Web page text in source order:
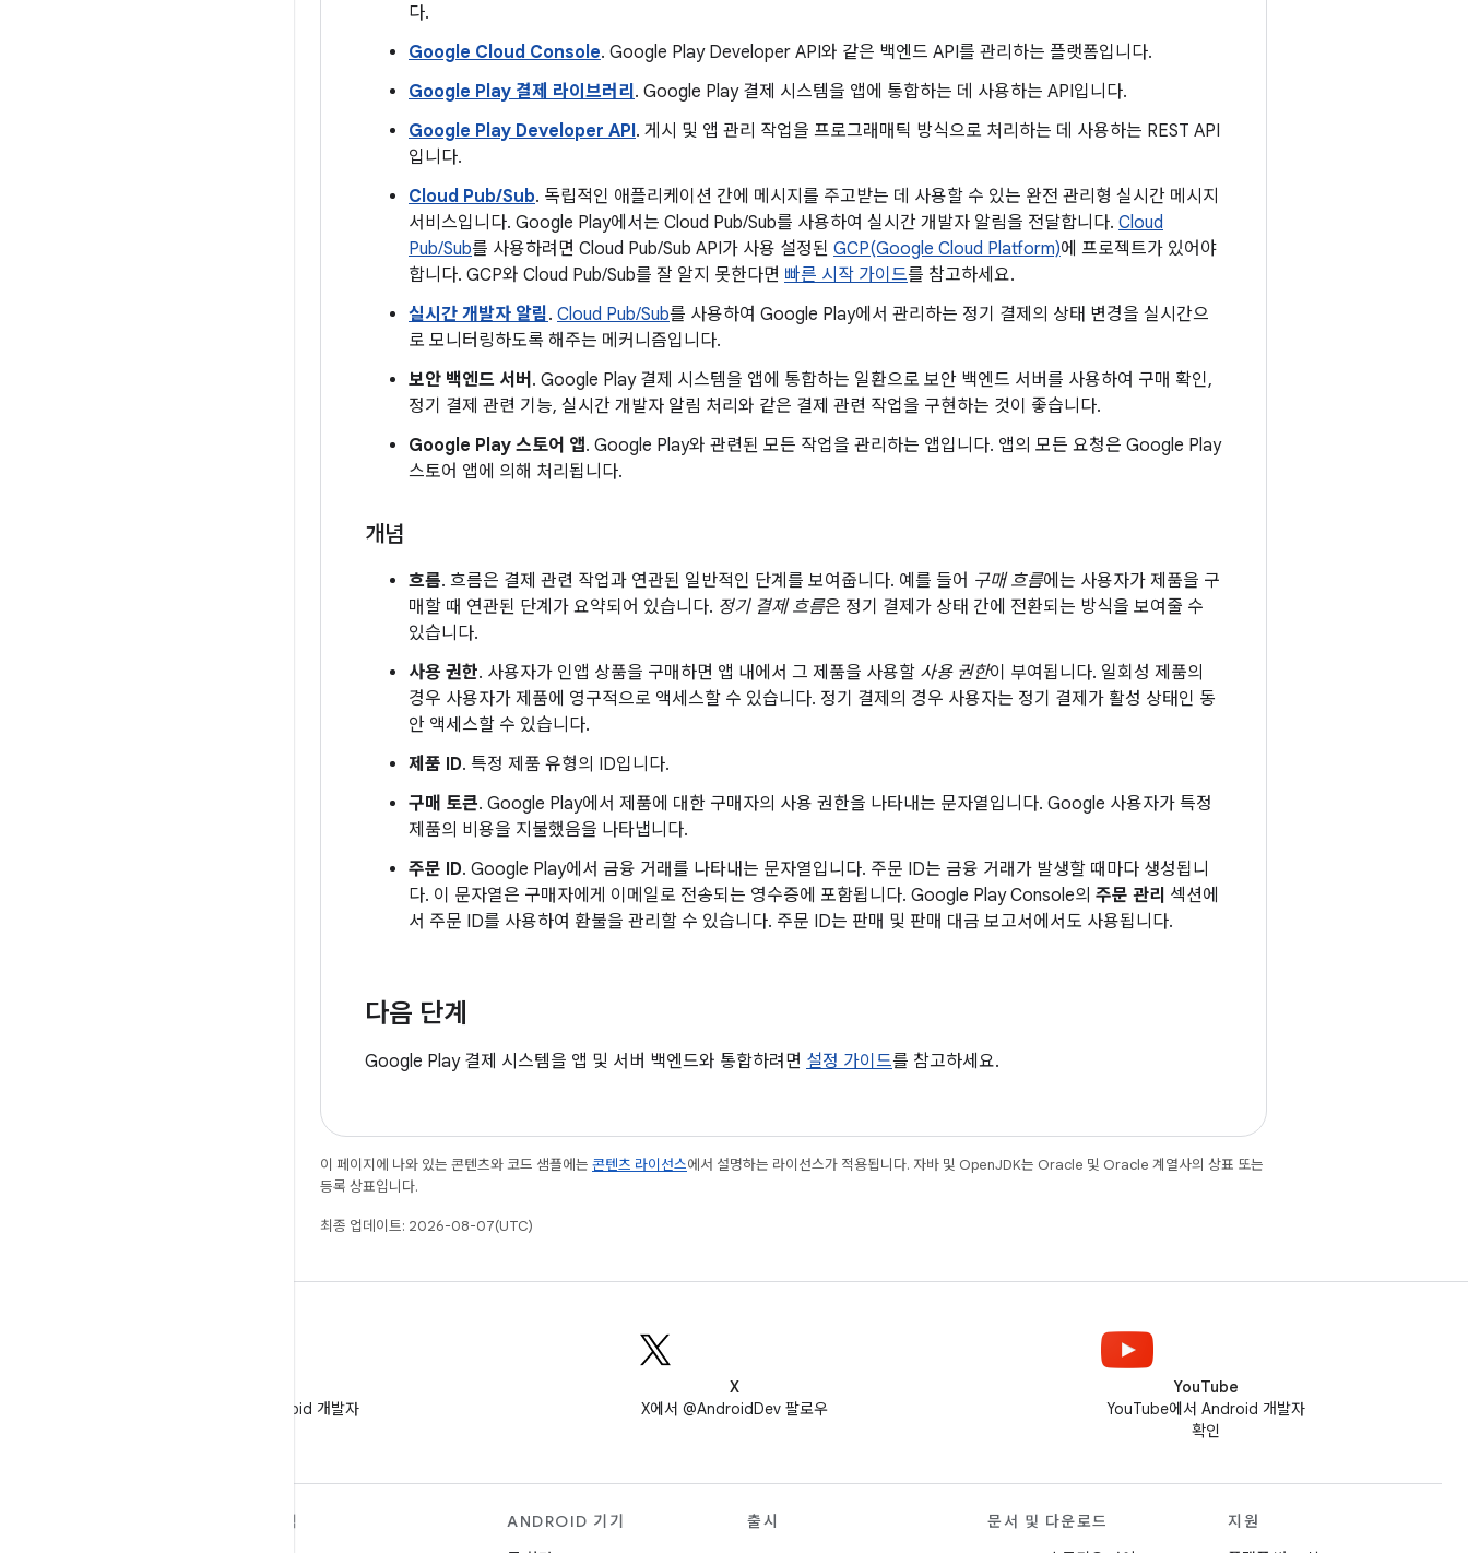
다.
Google Cloud Console. Google Play Developer API와 같은 백엔드 API를 관리하는 플랫폼입니다.
Google Play 결제 라이브러리 . Google Play 결제 시스템을 앱에 통합하는 데 사용하는 API입니다.
Google Play Developer API. 게시 및 앱 관리 작업을 프로그래매틱 방식으로 처리하는 데 사용하는 REST API
입니다.
Cloud Pub/Sub. 독립적인 애플리케이션 간에 메시지를 주고받는 데 사용할 수 있는 완전 관리형 실시간 메시지
서비스입니다. Google Play에서는 Cloud Pub/Sub를 사용하여 실시간 개발자 알림을 전달합니다. Cloud
Pub/Sub를 사용하려면 Cloud Pub/Sub API가 사용 설정된 GCP(Google Cloud Platform)에 프로젝트가 있어야
합니다. GCP와 Cloud Pub/Sub를 잘 알지 못한다면 빠른 시작 가이드를 참고하세요.
실시간 개발자 알림 . Cloud Pub/Sub를 사용하여 Google Play에서 관리하는 정기 결제의 상태 변경을 실시간으
로 모니터링하도록 해주는 메커니즘입니다.
보안 백엔드 서버 . Google Play 결제 시스템을 앱에 통합하는 일환으로 보안 백엔드 서버를 사용하여 구매 확인,
정기 결제 관련 기능, 실시간 개발자 알림 처리와 같은 결제 관련 작업을 구현하는 것이 좋습니다.
Google Play 스토어 앱. Google Play와 관련된 모든 작업을 관리하는 앱입니다. 앱의 모든 요청은 Google Play
스토어 앱에 의해 처리됩니다.
개념
흐름. 흐름은 결제 관련 작업과 연관된 일반적인 단계를 보여줍니다. 예를 들어 구매 흐름에는 사용자가 제품을 구
매할 때 연관된 단계가 요약되어 있습니다. 정기 결제 흐름은 정기 결제가 상태 간에 전환되는 방식을 보여줄 수
있습니다.
사용 권한. 사용자가 인앱 상품을 구매하면 앱 내에서 그 제품을 사용할 사용 권한이 부여됩니다. 일회성 제품의
경우 사용자가 제품에 영구적으로 액세스할 수 있습니다. 정기 결제의 경우 사용자는 정기 결제가 활성 상태인 동
안 액세스할 수 있습니다.
제품 ID. 특정 제품 유형의 ID입니다.
구매 토큰. Google Play에서 제품에 대한 구매자의 사용 권한을 나타내는 문자열입니다. Google 사용자가 특정
제품의 비용을 지불했음을 나타냅니다.
주문 ID. Google Play에서 금융 거래를 나타내는 문자열입니다. 주문 ID는 금융 거래가 발생할 때마다 생성됩니
다. 이 문자열은 구매자에게 이메일로 전송되는 영수증에 포함됩니다. Google Play Console의 주문 관리 섹션에
서 주문 ID를 사용하여 환불을 관리할 수 있습니다. 주문 ID는 판매 및 판매 대금 보고서에서도 사용됩니다.
다음 단계
Google Play 결제 시스템을 앱 및 서버 백엔드와 통합하려면 설정 가이드를 참고하세요.
이 페이지에 나와 있는 콘텐츠와 코드 샘플에는 콘텐츠 라이선스에서 설명하는 라이선스가 적용됩니다. 자바 및 OpenJDK는 Oracle 및 Oracle 계열사의 상표 또는
등록 상표입니다.
최종 업데이트: 2026-08-07(UTC)
WeChat에서 Android 개발자
X
X에서 @AndroidDev 팔로우
YouTube
YouTube에서 Android 개발자
확인
탐색
ANDROID 기기
출시
문서 및 다운로드
지원